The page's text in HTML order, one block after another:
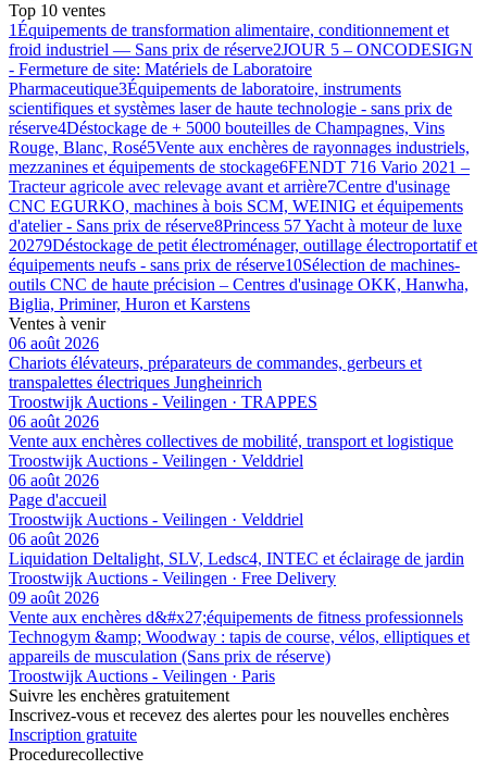
Top 10 ventes
1Équipements de transformation alimentaire, conditionnement et
froid industriel — Sans prix de réserve2JOUR 5 – ONCODESIGN
- Fermeture de site: Matériels de Laboratoire
Pharmaceutique3Équipements de laboratoire, instruments
scientifiques et systèmes laser de haute technologie - sans prix de
réserve4Déstockage de + 5000 bouteilles de Champagnes, Vins
Rouge, Blanc, Rosé5Vente aux enchères de rayonnages industriels,
mezzanines et équipements de stockage6FENDT 716 Vario 2021 –
Tracteur agricole avec relevage avant et arrière7Centre d'usinage
CNC EGURKO, machines à bois SCM, WEINIG et équipements
d'atelier - Sans prix de réserve8Princess 57 Yacht à moteur de luxe
20279Déstockage de petit électroménager, outillage électroportatif et
équipements neufs - sans prix de réserve10Sélection de machines-
outils CNC de haute précision – Centres d'usinage OKK, Hanwha,
Biglia, Priminer, Huron et Karstens
Ventes à venir
06 août 2026
Chariots élévateurs, préparateurs de commandes, gerbeurs et
transpalettes électriques Jungheinrich
Troostwijk Auctions - Veilingen · TRAPPES
06 août 2026
Vente aux enchères collectives de mobilité, transport et logistique
Troostwijk Auctions - Veilingen · Velddriel
06 août 2026
Page d'accueil
Troostwijk Auctions - Veilingen · Velddriel
06 août 2026
Liquidation Deltalight, SLV, Ledsc4, INTEC et éclairage de jardin
Troostwijk Auctions - Veilingen · Free Delivery
09 août 2026
Vente aux enchères d&#x27;équipements de fitness professionnels
Technogym &amp; Woodway : tapis de course, vélos, elliptiques et
appareils de musculation (Sans prix de réserve)
Troostwijk Auctions - Veilingen · Paris
Suivre les enchères gratuitement
Inscrivez-vous et recevez des alertes pour les nouvelles enchères
Inscription gratuite
Procedurecollective